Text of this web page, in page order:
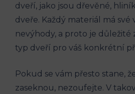
dveří, jako jsou dřevěné,
dveře. Každý materiál má své
nevýhody, a proto je důležité
typ dveří pro váš konkrétní
Pokud se vám přesto stane,
zaseknou, nezoufejte. V